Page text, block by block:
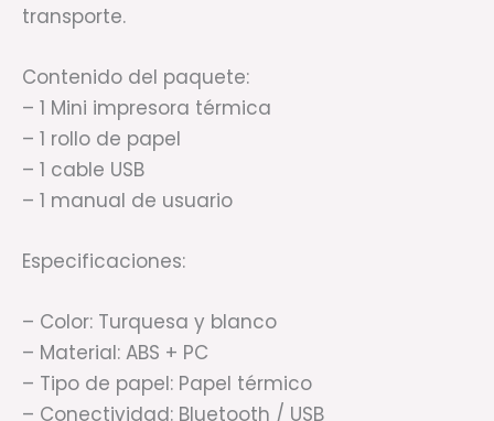
transporte.
Contenido del paquete:
– 1 Mini impresora térmica
– 1 rollo de papel
– 1 cable USB
– 1 manual de usuario
Especificaciones:
– Color: Turquesa y blanco
– Material: ABS + PC
– Tipo de papel: Papel térmico
– Conectividad: Bluetooth / USB